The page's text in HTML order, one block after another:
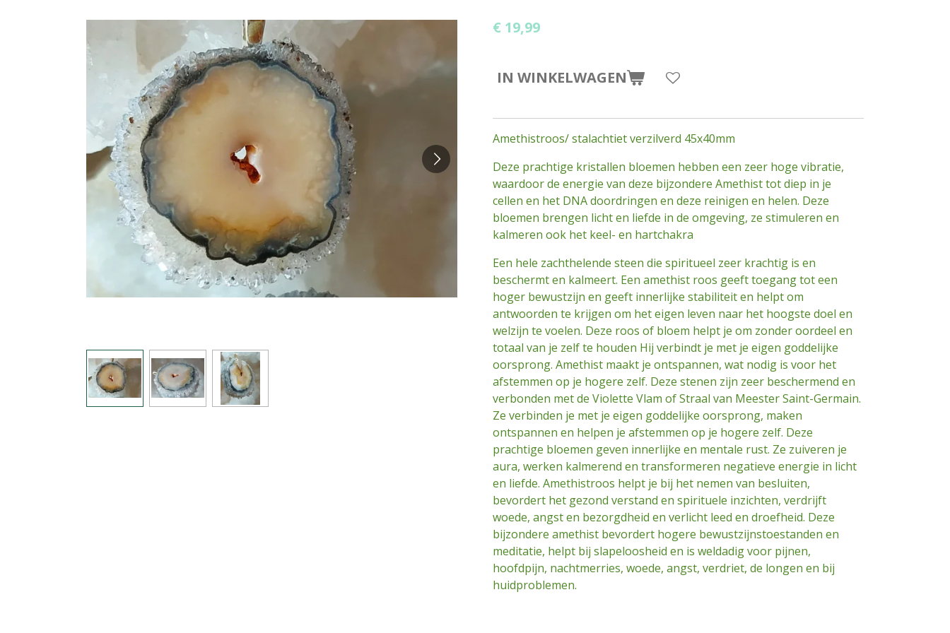
€ 19,99
IN WINKELWAGEN
Amethistroos/ stalachtiet verzilverd 45x40mm
Deze prachtige kristallen bloemen hebben een zeer hoge vibratie,
waardoor de energie van deze bijzondere Amethist tot diep in je
cellen en het DNA doordringen en deze reinigen en helen. Deze
bloemen brengen licht en liefde in de omgeving, ze stimuleren en
kalmeren ook het keel- en hartchakra
Een hele zachthelende steen die spiritueel zeer krachtig is en
beschermt en kalmeert. Een amethist roos geeft toegang tot een
hoger bewustzijn en geeft innerlijke stabiliteit en helpt om
antwoorden te krijgen om het eigen leven naar het hoogste doel en
welzijn te voelen. Deze roos of bloem helpt je om zonder oordeel en
totaal van je zelf te houden Hij verbindt je met je eigen goddelijke
oorsprong. Amethist maakt je ontspannen, wat nodig is voor het
afstemmen op je hogere zelf. Deze stenen zijn zeer beschermend en
verbonden met de Violette Vlam of Straal van Meester Saint-Germain.
Ze verbinden je met je eigen goddelijke oorsprong, maken
ontspannen en helpen je afstemmen op je hogere zelf. Deze
prachtige bloemen geven innerlijke en mentale rust. Ze zuiveren je
aura, werken kalmerend en transformeren negatieve energie in licht
en liefde. Amethistroos helpt je bij het nemen van besluiten,
bevordert het gezond verstand en spirituele inzichten, verdrijft
woede, angst en bezorgdheid en verlicht leed en droefheid. Deze
bijzondere amethist bevordert hogere bewustzijnstoestanden en
meditatie, helpt bij slapeloosheid en is weldadig voor pijnen,
hoofdpijn, nachtmerries, woede, angst, verdriet, de longen en bij
huidproblemen.